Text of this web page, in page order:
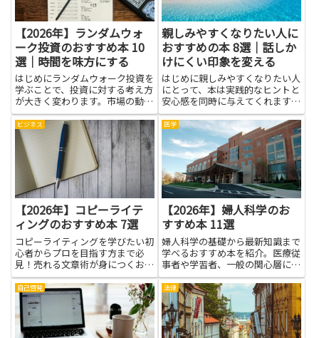
【2026年】ランダムウォ
ーク投資のおすすめ本 10
選｜時間を味方にする
はじめにランダムウォーク投資を
学ぶことで、投資に対する考え方
が大きく変わります。市場の動き
を一時的なノイズと捉え、長期的
な視点で資産を育てる考え方は、
感情的な取引を減らし冷静な判断
を促します。本で理論や実例を学
べば、分散の意味や資産配分の
重...
親しみやすくなりたい人に
おすすめの本 8選｜話しか
けにくい印象を変える
はじめに親しみやすくなりたい人
にとって、本は実践的なヒントと
安心感を同時に与えてくれます。
話しかけにくい印象を変えるため
のコツは、特別な才能ではなく
日々の小さな習慣にあります。良
書は言葉づかい、表情、相槌や聴
き方といった具体的な技術をわか
り...
ビジネス
【2026年】コピーライテ
ィングのおすすめ本 7選
コピーライティングを学びたい初
心者からプロを目指す方まで必
見！売れる文章術が身につくおす
すめ本を厳選して紹介します。
医学
【2026年】婦人科学のお
すすめ本 11選
婦人科学の基礎から最新知識まで
学べるおすすめ本を紹介。医療従
事者や学習者、一般の関心層にも
役立つ厳選ガイドです。
自己啓発 法律